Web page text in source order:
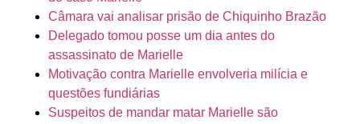
Câmara vai analisar prisão de Chiquinho Brazão
Delegado tomou posse um dia antes do
assassinato de Marielle
Motivação contra Marielle envolveria milícia e
questões fundiárias
Suspeitos de mandar matar Marielle são